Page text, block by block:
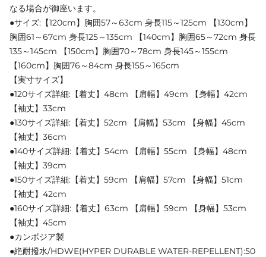
なる場合が御座います。
●サイズ:【120cm】胸囲57～63cm 身長115～125cm 【130cm】
胸囲61～67cm 身長125～135cm 【140cm】胸囲65～72cm 身長
135～145cm 【150cm】胸囲70～78cm 身長145～155cm
【160cm】胸囲76～84cm 身長155～165cm
【実寸サイズ】
●120サイズ詳細:【着丈】48cm 【肩幅】49cm 【身幅】42cm
【袖丈】33cm
●130サイズ詳細:【着丈】52cm 【肩幅】53cm 【身幅】45cm
【袖丈】36cm
●140サイズ詳細:【着丈】54cm 【肩幅】55cm 【身幅】48cm
【袖丈】39cm
●150サイズ詳細:【着丈】59cm 【肩幅】57cm 【身幅】51cm
【袖丈】42cm
●160サイズ詳細:【着丈】63cm 【肩幅】59cm 【身幅】53cm
【袖丈】45cm
●カンボジア製
●絶耐撥水/HDWE(HYPER DURABLE WATER-REPELLENT):50